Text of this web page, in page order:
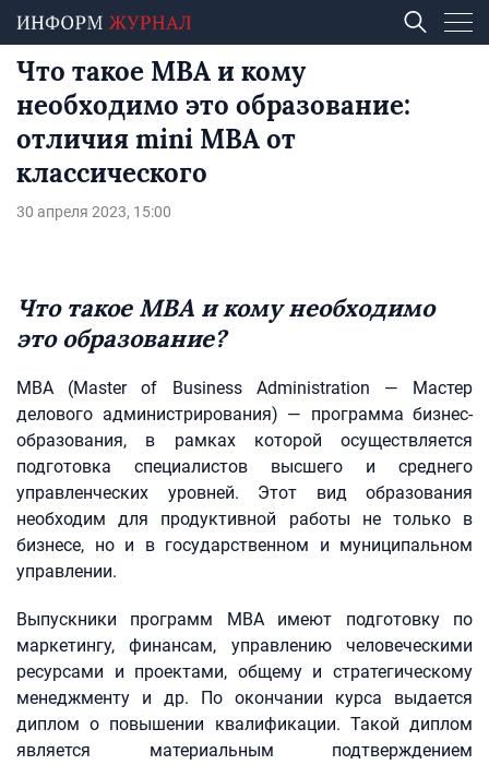
Что такое MBA и кому
необходимо это образование:
отличия mini MBA от
классического
30 апреля 2023, 15:00
Что такое MBA и кому необходимо
это образование?
МВА (Master of Business Administration — Мастер
делового администрирования) — программа бизнес-
образования, в рамках которой осуществляется
подготовка специалистов высшего и среднего
управленческих уровней. Этот вид образования
необходим для продуктивной работы не только в
бизнесе, но и в государственном и муниципальном
управлении.
Выпускники программ МВА имеют подготовку по
маркетингу, финансам, управлению человеческими
ресурсами и проектами, общему и стратегическому
менеджменту и др. По окончании курса выдается
диплом о повышении квалификации. Такой диплом
является материальным подтверждением